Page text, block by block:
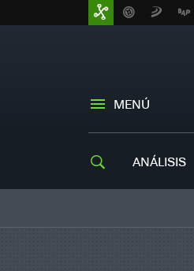
MENÚ
ANÁLISIS